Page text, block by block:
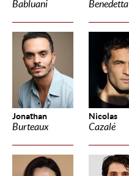
Babluani Benedetta
Jonathan
Burteaux
Nicolas
Cazalé